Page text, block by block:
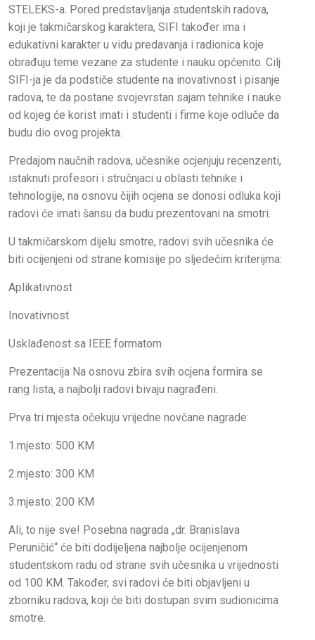
STELEKS-a. Pored predstavljanja studentskih radova,
koji je takmičarskog karaktera, SIFI također ima i
edukativni karakter u vidu predavanja i radionica koje
obrađuju teme vezane za studente i nauku općenito. Cilj
SIFI-ja je da podstiče studente na inovativnost i pisanje
radova, te da postane svojevrstan sajam tehnike i nauke
od kojeg će korist imati i studenti i firme koje odluče da
budu dio ovog projekta.
Predajom naučnih radova, učesnike ocjenjuju recenzenti,
istaknuti profesori i stručnjaci u oblasti tehnike i
tehnologije, na osnovu čijih ocjena se donosi odluka koji
radovi će imati šansu da budu prezentovani na smotri.
U takmičarskom dijelu smotre, radovi svih učesnika će
biti ocijenjeni od strane komisije po sljedećim kriterijma:
Aplikativnost
Inovativnost
Usklađenost sa IEEE formatom
Prezentacija Na osnovu zbira svih ocjena formira se
rang lista, a najbolji radovi bivaju nagrađeni.
Prva tri mjesta očekuju vrijedne novčane nagrade:
1.mjesto: 500 KM
2.mjesto: 300 KM
3.mjesto: 200 KM
Ali, to nije sve! Posebna nagrada „dr. Branislava
Peruničić“ će biti dodijeljena najbolje ocijenjenom
studentskom radu od strane svih učesnika u vrijednosti
od 100 KM. Također, svi radovi će biti objavljeni u
zborniku radova, koji će biti dostupan svim sudionicima
smotre.